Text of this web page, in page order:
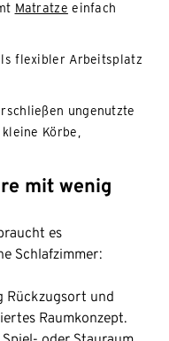
Matratze einfach
flexibler Arbeitsplatz
ungenutzte
Körbe,
mit wenig
es
Schlafzimmer:
Rückzugsort und
Raumkonzept.